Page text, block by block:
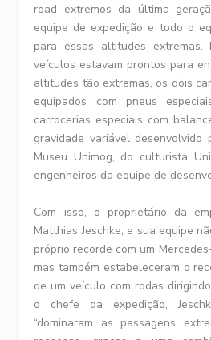
road extremos da última
equipe de expedição e todo o
para essas altitudes
veículos estavam prontos para
altitudes tão extremas, os dois
equipados com pneus
carrocerias especiais com
gravidade variável desenvolvido
Museu Unimog, do culturista
engenheiros da equipe de
Com isso, o proprietário da
Matthias Jeschke, e sua equipe
próprio recorde com um
mas também estabeleceram o
de um veículo com rodas
o chefe da expedição,
“dominaram as passagens